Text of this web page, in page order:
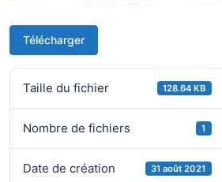
Télécharger
Taille du fichier 128.64 KB
Nombre de fichiers 1
Date de création 31 août 2021